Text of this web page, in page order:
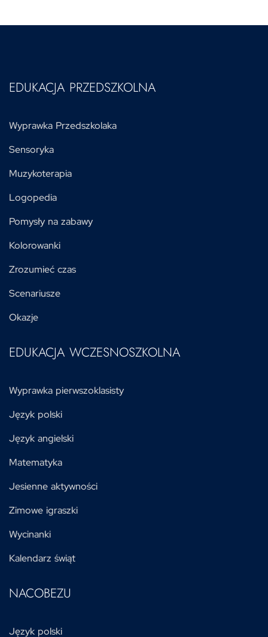
EDUKACJA PRZEDSZKOLNA
Wyprawka Przedszkolaka
Sensoryka
Muzykoterapia
Logopedia
Pomysły na zabawy
Kolorowanki
Zrozumieć czas
Scenariusze
Okazje
EDUKACJA WCZESNOSZKOLNA
Wyprawka pierwszoklasisty
Język polski
Język angielski
Matematyka
Jesienne aktywności
Zimowe igraszki
Wycinanki
Kalendarz świąt
NACOBEZU
Język polski